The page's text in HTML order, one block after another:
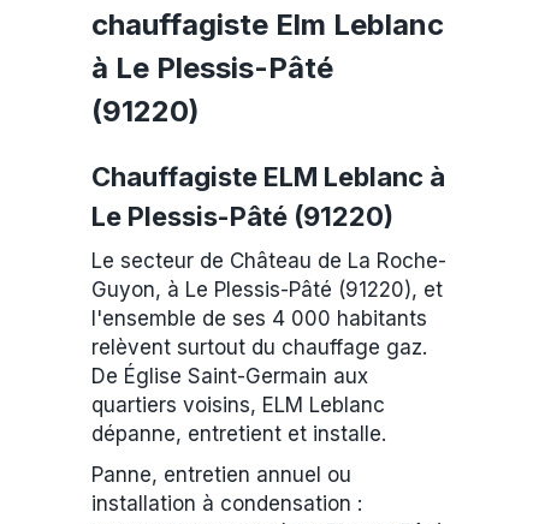
chauffagiste Elm Leblanc
à Le Plessis-Pâté
(91220)
Chauffagiste ELM Leblanc à
Le Plessis-Pâté (91220)
Le secteur de Château de La Roche-
Guyon, à Le Plessis-Pâté (91220), et
l'ensemble de ses 4 000 habitants
relèvent surtout du chauffage gaz.
De Église Saint-Germain aux
quartiers voisins, ELM Leblanc
dépanne, entretient et installe.
Panne, entretien annuel ou
installation à condensation :